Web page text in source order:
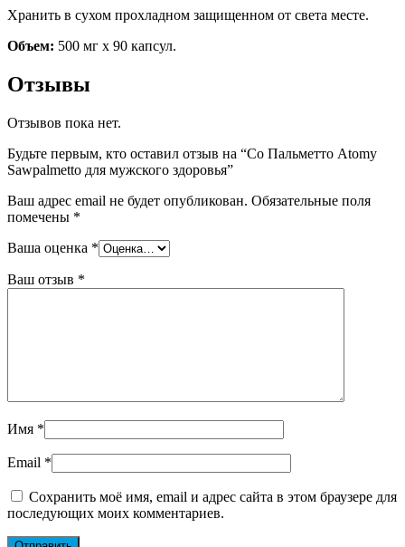
Хранить в сухом прохладном защищенном от света месте.
Объем: 500 мг х 90 капсул.
Отзывы
Отзывов пока нет.
Будьте первым, кто оставил отзыв на “Со Пальметто Atomy
Sawpalmetto для мужского здоровья”
Ваш адрес email не будет опубликован. Обязательные поля
помечены *
Ваша оценка *
Ваш отзыв *
Имя *
Email *
Сохранить моё имя, email и адрес сайта в этом браузере для
последующих моих комментариев.